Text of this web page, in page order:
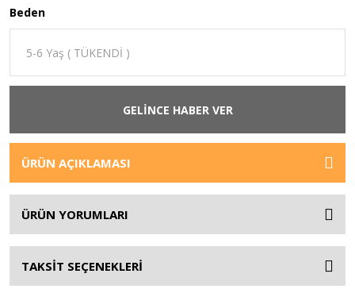
Beden
GELİNCE HABER VER
ÜRÜN AÇIKLAMASI
ÜRÜN YORUMLARI
TAKSİT SEÇENEKLERİ